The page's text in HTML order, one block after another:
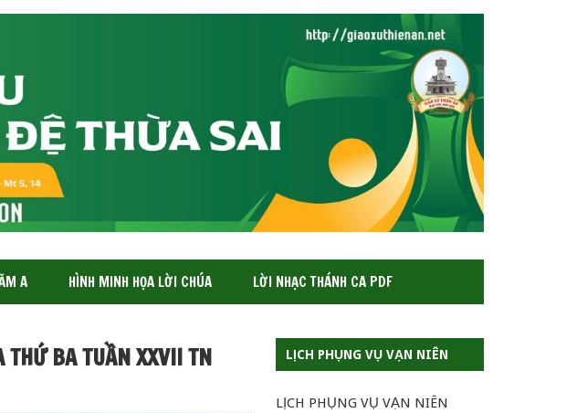
A HÌNH MINH HỌA LỜI CHÚA LỜI NHẠC THÁNH CA PDF
THỨ BA TUẦN XXVII TN LỊCH PHỤNG VỤ VẠN NIÊN
LỊCH PHỤNG VỤ VẠN NIÊN